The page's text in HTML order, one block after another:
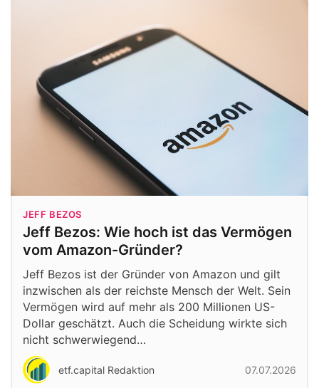
JEFF BEZOS
Jeff Bezos: Wie hoch ist das Vermögen
vom Amazon-Gründer?
Jeff Bezos ist der Gründer von Amazon und gilt
inzwischen als der reichste Mensch der Welt. Sein
Vermögen wird auf mehr als 200 Millionen US-
Dollar geschätzt. Auch die Scheidung wirkte sich
nicht schwerwiegend…
etf.capital Redaktion 07.07.2026